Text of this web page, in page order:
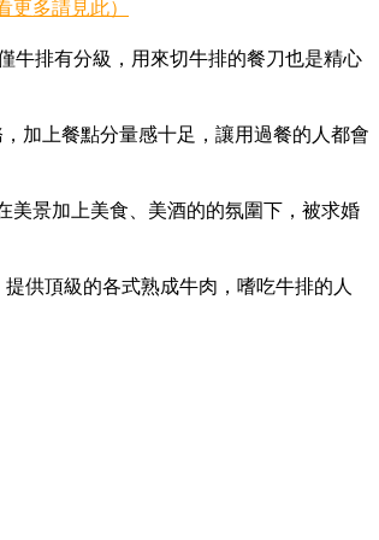
更多請見此）
牛排有分級，用來切牛排的餐刀也是精心
加上餐點分量感十足，讓用過餐的人都會
美景加上美食、美酒的的氛圍下，被求婚
供頂級的各式熟成牛肉，嗜吃牛排的人